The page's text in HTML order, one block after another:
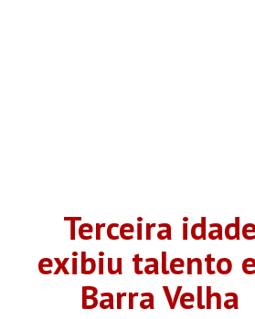
Terceira
exibiu talento
Barra Velha